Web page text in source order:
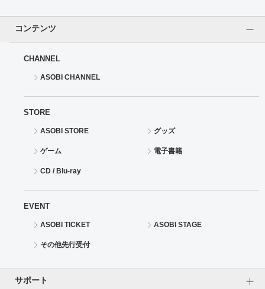
コンテンツ
CHANNEL
ASOBI CHANNEL
STORE
ASOBI STORE グッズ
ゲーム 電子書籍
CD / Blu-ray
EVENT
ASOBI TICKET ASOBI STAGE
その他先行受付
サポート